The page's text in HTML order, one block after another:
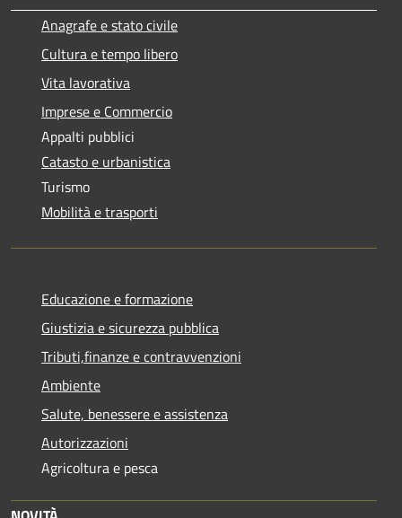
Anagrafe e stato civile
Cultura e tempo libero
Vita lavorativa
Imprese e Commercio
Appalti pubblici
Catasto e urbanistica
Turismo
Mobilità e trasporti
Educazione e formazione
Giustizia e sicurezza pubblica
Tributi,finanze e contravvenzioni
Ambiente
Salute, benessere e assistenza
Autorizzazioni
Agricoltura e pesca